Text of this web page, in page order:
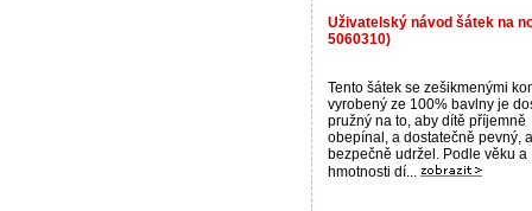
Uživatelský návod šátek na
5060310)
Tento šátek se zešikmenými
vyrobený ze 100% bavlny je
pružný na to, aby dítě příjemně
obepínal, a dostatečně pevný,
bezpečně udržel. Podle věku a
hmotnosti dí...